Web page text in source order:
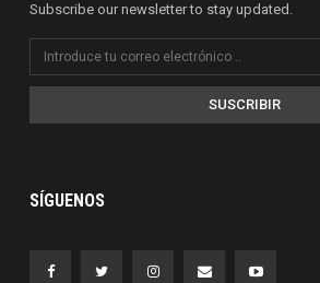
Subscribe our newsletter to stay updated.
SUSCRIBIR
SÍGUENOS